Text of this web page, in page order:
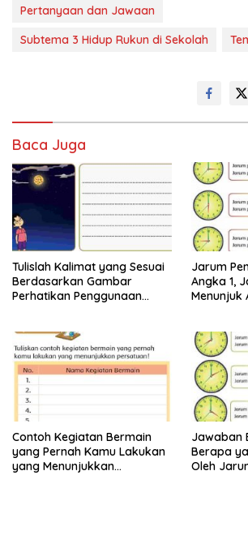
Pertanyaan dan Jawaan
Subtema 3 Hidup Rukun di Sekolah
Baca Juga
Tulislah Kalimat yang Sesuai
Berdasarkan Gambar
Perhatikan Penggunaan
Halaman 28 29
Jarum
Angka 1,
Menunjuk
Contoh Kegiatan Bermain
yang Pernah Kamu Lakukan
yang Menunjukkan
Jawaban
Berapa
Oleh